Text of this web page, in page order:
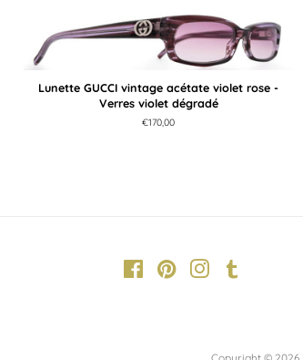
Lunette GUCCI vintage acétate violet rose -
Verres violet dégradé
Prix
€170,00
FacebookPinterestInstagram